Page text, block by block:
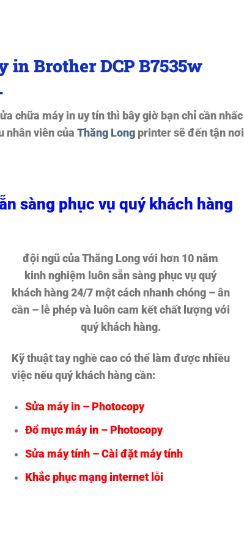
Brother DCP B7535w
chữa máy in uy tín thì bây giờ bạn chỉ cần nhấc
nhân viên của Thăng Long printer sẽ đến tận nơi
sàng phục vụ quý khách hàng
đội ngũ của Thăng Long với hơn 10 năm
kinh nghiệm luôn sẵn sàng phục vụ quý
khách hàng 24/7 một cách nhanh chóng – ân
cần – lễ phép và luôn cam kết chất lượng với
quý khách hàng.
Kỹ thuật tay nghề cao có thể làm được nhiều
việc nếu quý khách hàng cần:
Sửa máy in – Photocopy
Đổ mực máy in – Photocopy
Sửa máy tính – Cài đặt máy tính
Khắc phục mạng internet lỗi